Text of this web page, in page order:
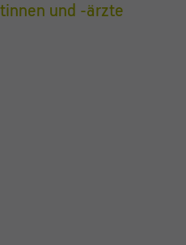
und -ärzte